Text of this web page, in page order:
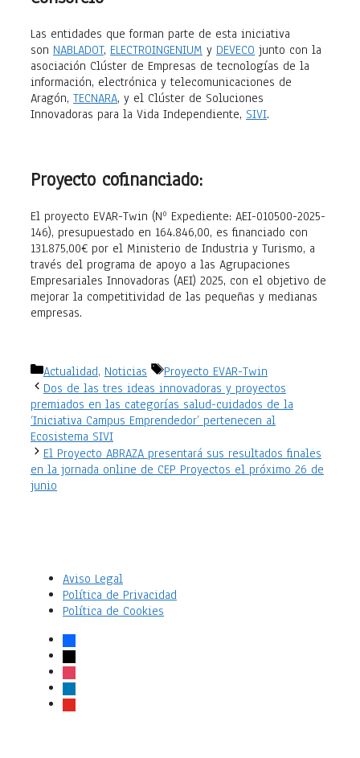
Las entidades que forman parte de esta iniciativa
son NABLADOT, ELECTROINGENIUM y DEVECO junto con la
asociación Clúster de Empresas de tecnologías de la
información, electrónica y telecomunicaciones de
Aragón, TECNARA, y el Clúster de Soluciones
Innovadoras para la Vida Independiente, SIVI.
Proyecto cofinanciado:
El proyecto EVAR-Twin (Nº Expediente: AEI-010500-2025-
146), presupuestado en 164.846,00, es financiado con
131.875,00€ por el Ministerio de Industria y Turismo, a
través del programa de apoyo a las Agrupaciones
Empresariales Innovadoras (AEI) 2025, con el objetivo de
mejorar la competitividad de las pequeñas y medianas
empresas.
Categorías
Actualidad, Noticias Etiquetas
Proyecto EVAR-Twin
Dos de las tres ideas innovadoras y proyectos
premiados en las categorías salud-cuidados de la
‘Iniciativa Campus Emprendedor’ pertenecen al
Ecosistema SIVI
El Proyecto ABRAZA presentará sus resultados finales
en la jornada online de CEP Proyectos el próximo 26 de
junio
Aviso Legal
Política de Privacidad
Política de Cookies
facebook
x
instagram
linkedin
youtube